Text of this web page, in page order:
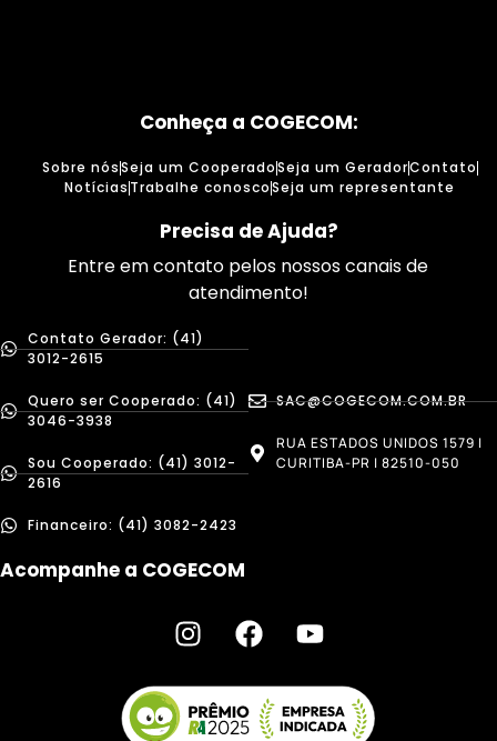
Conheça a COGECOM:
Sobre nósSeja um CooperadoSeja um GeradorContato
Notícias Trabalhe conoscoSeja um representante
Precisa de Ajuda?
Entre em contato pelos nossos canais de
atendimento!
Contato Gerador: (41)
3012-2615
Quero ser Cooperado: (41)
3046-3938
Sou Cooperado: (41) 3012-
2616
Financeiro: (41) 3082-2423
SAC@COGECOM.COM.BR
RUA ESTADOS UNIDOS 1579 |
CURITIBA-PR | 82510-050
Acompanhe a COGECOM